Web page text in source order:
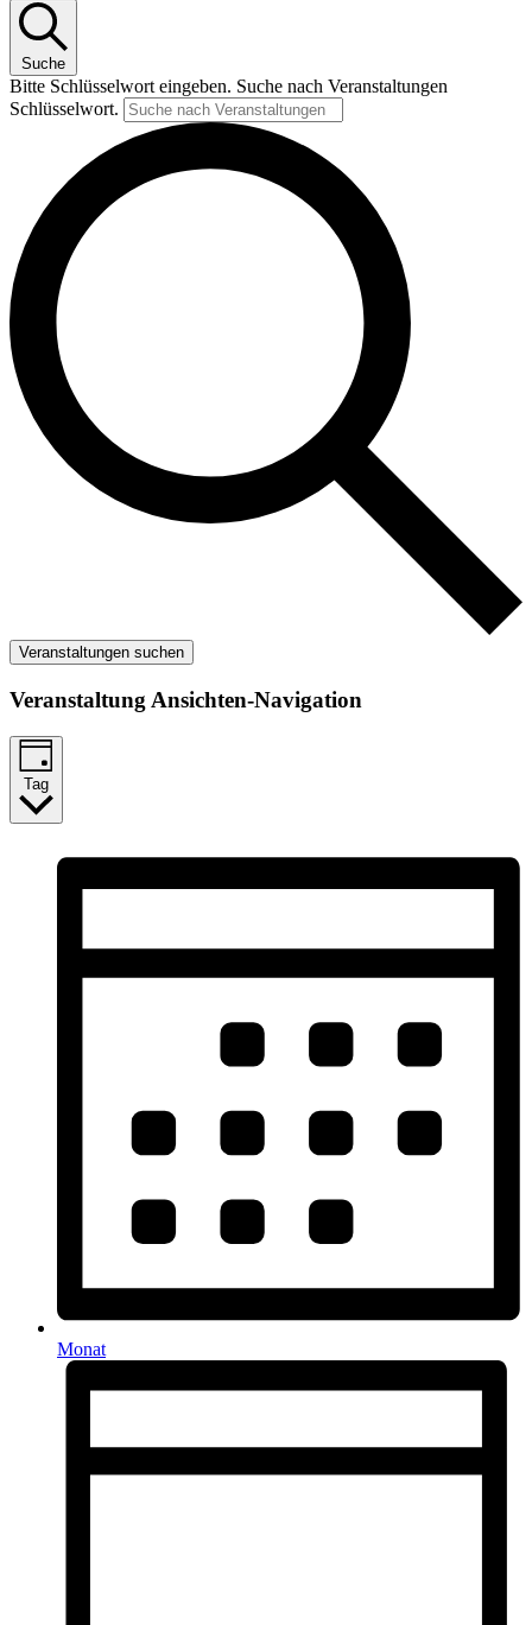
Suche
Bitte Schlüsselwort eingeben. Suche nach Veranstaltungen
Schlüsselwort.
Veranstaltungen suchen
Veranstaltung Ansichten-Navigation
Tag
Monat